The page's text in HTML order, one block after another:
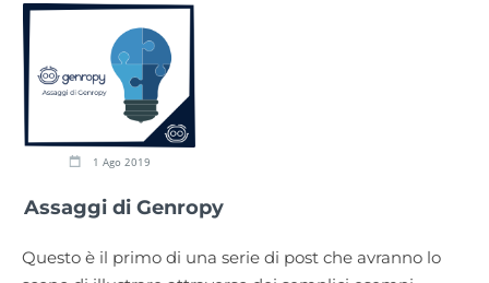
1 Ago 2019
Assaggi di Genropy
Questo è il primo di una serie di post che avranno lo